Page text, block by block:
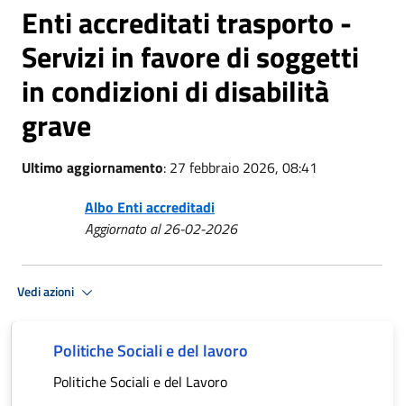
Enti accreditati trasporto -
Servizi in favore di soggetti
in condizioni di disabilità
grave
Ultimo aggiornamento: 27 febbraio 2026, 08:41
Albo Enti accreditadi
Aggiornato al 26-02-2026
Vedi azioni
Politiche Sociali e del lavoro
Politiche Sociali e del Lavoro